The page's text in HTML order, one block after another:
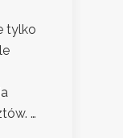
tylko
…